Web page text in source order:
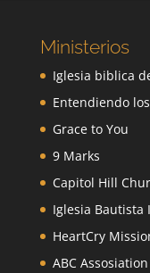
Ministerios
Iglesia biblica
Entendiendo
Grace to You
9 Marks
Capitol Hill
Iglesia Bautista
HeartCry
ABC